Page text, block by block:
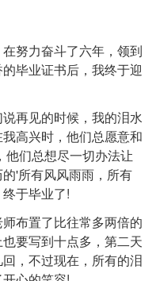
努力奋斗了六年，领到
毕业证书后，我终于迎
再见的时候，我的泪水
高兴时，他们总愿意和
们总想尽一切办法让
'所有风风雨雨，所有
于毕业了!
布置了比往常多两倍的
要写到十点多，第二天
，不过现在，所有的泪